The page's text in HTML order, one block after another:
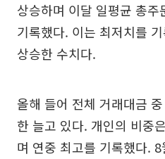
상승하며 이달 일평균 총
기록했다. 이는 최저치를
상승한 수치다.
올해 들어 전체 거래대금
한 늘고 있다. 개인의 비중
며 연중 최고를 기록했다.